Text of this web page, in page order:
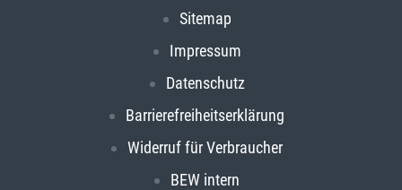
Sitemap
Impressum
Datenschutz
Barrierefreiheitserklärung
Widerruf für Verbraucher
BEW intern